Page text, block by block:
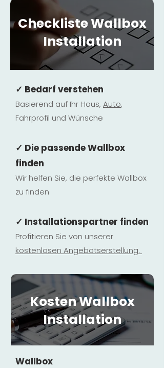
Checkliste Wallbox
Installation
✓ Bedarf verstehen
Basierend auf Ihr Haus, Auto,
Fahrprofil und Wünsche
✓ Die passende Wallbox
finden
Wir helfen Sie, die perfekte Wallbox
zu finden
✓ Installationspartner finden
Profitieren Sie von unserer
kostenlosen Angebotserstellung.
Kosten Wallbox
Installation
Wallbox